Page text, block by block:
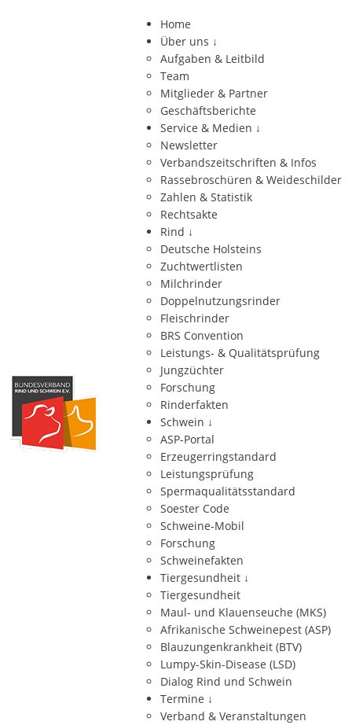
Home
Über uns ↓
Aufgaben & Leitbild
Team
Mitglieder & Partner
Geschäftsberichte
Service & Medien ↓
Newsletter
Verbandszeitschriften & Infos
Rassebroschüren & Weideschilder
Zahlen & Statistik
Rechtsakte
Rind ↓
Deutsche Holsteins
Zuchtwertlisten
Milchrinder
Doppelnutzungsrinder
Fleischrinder
BRS Convention
Leistungs- & Qualitätsprüfung
Jungzüchter
Forschung
Rinderfakten
Schwein ↓
ASP-Portal
Erzeugerringstandard
Leistungsprüfung
Spermaqualitätsstandard
Soester Code
Schweine-Mobil
Forschung
Schweinefakten
Tiergesundheit ↓
Tiergesundheit
Maul- und Klauenseuche (MKS)
Afrikanische Schweinepest (ASP)
Blauzungenkrankheit (BTV)
Lumpy-Skin-Disease (LSD)
Dialog Rind und Schwein
Termine ↓
Verband & Veranstaltungen